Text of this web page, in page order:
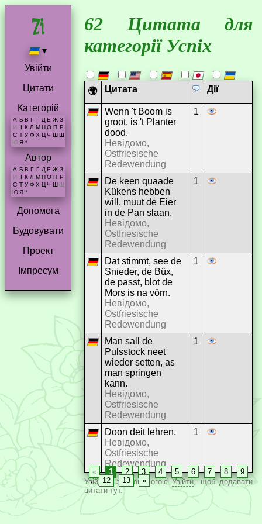
▾
Увійти
Цитати
Категорій
А Б В Г Ґ Д Е Ж З
И
І К Л М Н О П Р
С Т У Ф Х Ц Ч Ш Щ
Ю Я *
Автор
А Б В Г Ґ Д Е Ж З
И
К Л М Н О П Р
С Т У Ф Х Ц Ч Ш Щ
Ю Я *
Допомога
Будовувати
Проект
Імпресум
62 Цитата для
категорії Успіх
🌍 Цитата Дії
Wenn 't Boom is
groot, is 't Planter
dood.
Невідомо,
Ostfriesische
Redewendung
1
De keen quaade
Kükens hebben
will, muut de Eier
in de Pan slaan.
Невідомо,
Ostfriesische
Redewendung
1
Dat stimmt, see de
Snieder, de Büx,
de passt, blot de
Mors is na vörn.
Невідомо,
Ostfriesische
Redewendung
1
Man sall de
Pulsstock neet
wieder setten, as
man springen
kann.
Невідомо,
Ostfriesische
Redewendung
1
Doon deit lehren.
Невідомо,
Ostfriesische
Redewendung
1
« 1 2 3 4 5 6 7 8
9
…
12 13 »
Увійдіть за допомогоюУвійти, щоб додавати
цитати тут.